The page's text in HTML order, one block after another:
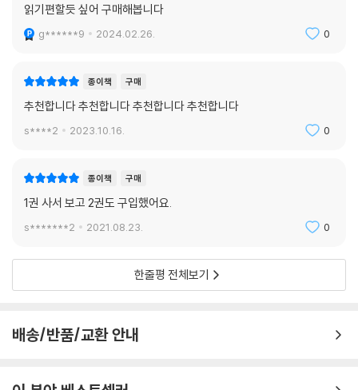
읽기편할듯 싶어 구매해봅니다
g******9 2024.02.26. 0
종이책 구매
추천합니다 추천합니다 추천합니다 추천합니다
s****2 2023.10.16. 0
종이책 구매
1권 사서 보고 2권도 구입했어요.
s*******2 2021.08.23. 0
한줄평 전체보기
배송/반품/교환 안내